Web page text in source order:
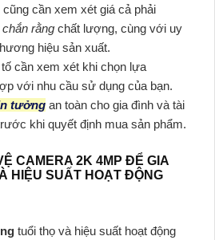
cần xem xét giá cả phải
rằng chất lượng, cùng với uy
hiệu sản xuất.
cần xem xét khi chọn lựa
với nhu cầu sử dụng của bạn.
tưởng an toàn cho gia đình và tài
khi quyết định mua sản phẩm.
CAMERA 2K 4MP ĐỂ GIA
HIỆU SUẤT HOẠT ĐỘNG
tuổi thọ và hiệu suất hoạt động